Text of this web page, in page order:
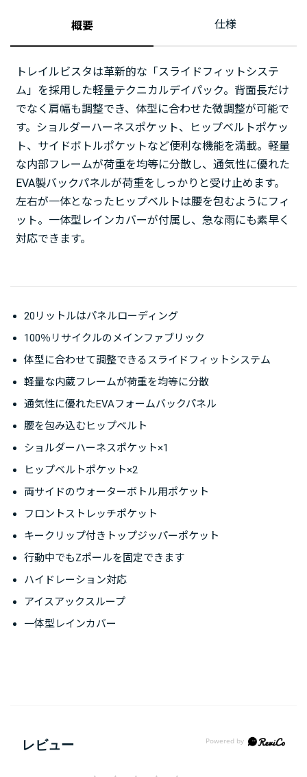
概要 仕様
トレイルビスタは革新的な「スライドフィットシステ
ム」を採用した軽量テクニカルデイパック。背面長だけ
でなく肩幅も調整でき、体型に合わせた微調整が可能で
す。ショルダーハーネスポケット、ヒップベルトポケッ
ト、サイドボトルポケットなど便利な機能を満載。軽量
な内部フレームが荷重を均等に分散し、通気性に優れた
EVA製バックパネルが荷重をしっかりと受け止めます。
左右が一体となったヒップベルトは腰を包むようにフィ
ット。一体型レインカバーが付属し、急な雨にも素早く
対応できます。
20リットルはパネルローディング
100％リサイクルのメインファブリック
体型に合わせて調整できるスライドフィットシステム
軽量な内蔵フレームが荷重を均等に分散
通気性に優れたEVAフォームバックパネル
腰を包み込むヒップベルト
ショルダーハーネスポケット×1
ヒップベルトポケット×2
両サイドのウォーターボトル用ポケット
フロントストレッチポケット
キークリップ付きトップジッパーポケット
行動中でもZポールを固定できます
ハイドレーション対応
アイスアックスループ
一体型レインカバー
レビュー